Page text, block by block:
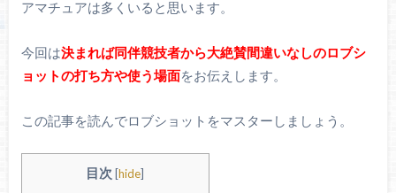
アマチュアは多くいると思います。
今回は決まれば同伴競技者から大絶賛間違いなしのロブシ
ョットの打ち方や使う場面をお伝えします。
この記事を読んでロブショットをマスターしましょう。
目次 [hide]